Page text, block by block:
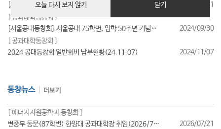
오늘 다시 보지 않기 닫기
[서울공대동창회] 서울공대 95학번, 입학 30주년 기념행사 성료
2025/07/11
[ 공과대학동창회 ]
[서울공대동창회] 서울공대 75학번, 입학 50주년 기념행사 성료
2024/09/30
[ 공과대학동창회 ]
2024 공대동창회 일반회비 납부현황(24.11.07)
2024/11/07
동창뉴스 더보기
[ 에너지자원공학과 동창회 ]
변중무 동문(87학번) 한양대 공과대학장 취임(2026/7/1일자)
2026/07/21